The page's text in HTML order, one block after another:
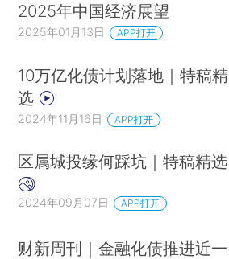
2025年中国经济展望
2025年01月13日 APP打开
10万亿化债计划落地｜特稿精
选
2024年11月16日 APP打开
区属城投缘何踩坑｜特稿精选
2024年09月07日 APP打开
财新周刊｜金融化债推进近一